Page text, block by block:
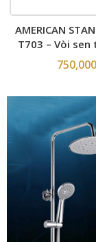
AMERICAN
T703 – Vòi
lạnh
750,000